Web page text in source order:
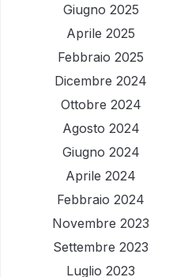
Giugno 2025
Aprile 2025
Febbraio 2025
Dicembre 2024
Ottobre 2024
Agosto 2024
Giugno 2024
Aprile 2024
Febbraio 2024
Novembre 2023
Settembre 2023
Luglio 2023